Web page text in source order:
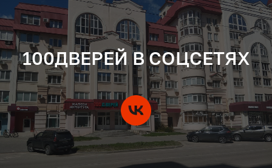
100ДВЕРЕЙ В СОЦСЕТЯХ